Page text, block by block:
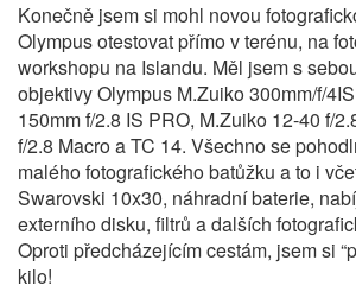
Konečně jsem si mohl novou
Olympus otestovat přímo v terénu, na
workshopu na Islandu. Měl jsem s
objektivy Olympus M.Zuiko 300mm/f/
150mm f/2.8 IS PRO, M.Zuiko 12-40 f/
f/2.8 Macro a TC 14. Všechno se
malého fotografického batůžku a to i
Swarovski 10x30, náhradní baterie,
externího disku, filtrů a dalších
Oproti předcházejícím cestám, jsem si
kilo!